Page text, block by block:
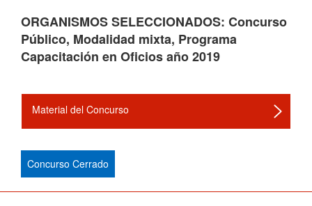
ORGANISMOS SELECCIONADOS: Concurso
Público, Modalidad mixta, Programa
Capacitación en Oficios año 2019
Material del Concurso
Concurso Cerrado